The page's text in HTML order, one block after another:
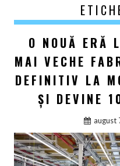
O NOUĂ ERĂ
MAI VECHE
DEFINITIV LA
ȘI DEVINE
august